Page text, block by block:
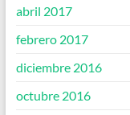
abril 2017
febrero 2017
diciembre 2016
octubre 2016